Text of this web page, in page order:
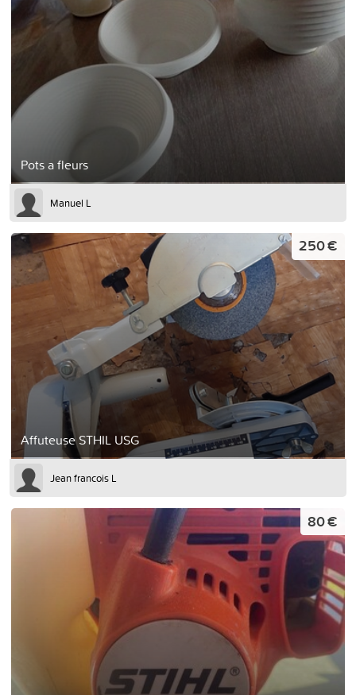
Pots a fleurs
Manuel L
Affuteuse STHIL USG
250 €
Jean francois L
80 €